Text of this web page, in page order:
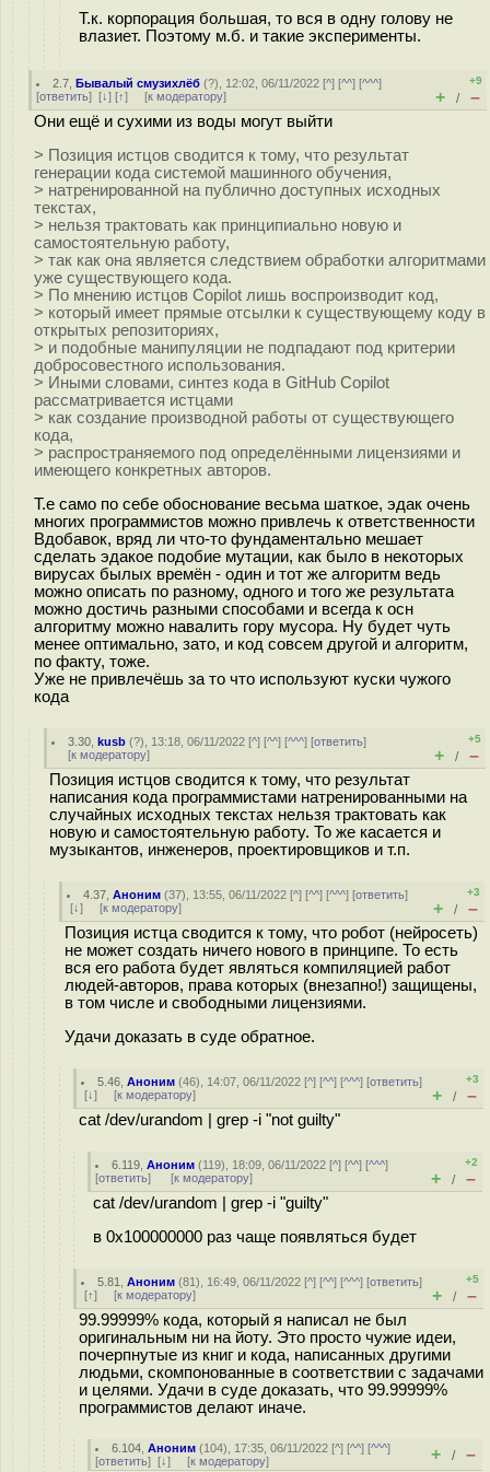
Т.к. корпорация большая, то вся в одну голову не
влазиет. Поэтому м.б. и такие эксперименты.
2.7 ,Бывалый смузихлёб (?), 12:02, 06/11/2022 [^] [^^] [^^^]
[ответить] [↓] [↑] [к модератору]
+9
+ / –
Они ещё и сухими из воды могут выйти
> Позиция истцов сводится к тому, что результат
генерации кода системой машинного обучения,
> натренированной на публично доступных исходных
текстах,
> нельзя трактовать как принципиально новую и
самостоятельную работу,
> так как она является следствием обработки алгоритмами
уже существующего кода.
> По мнению истцов Copilot лишь воспроизводит код,
> который имеет прямые отсылки к существующему коду в
открытых репозиториях,
> и подобные манипуляции не подпадают под критерии
добросовестного использования.
> Иными словами, синтез кода в GitHub Copilot
рассматривается истцами
> как создание производной работы от существующего
кода,
> распространяемого под определёнными лицензиями и
имеющего конкретных авторов.
Т.е само по себе обоснование весьма шаткое, эдак очень
многих программистов можно привлечь к ответственности
Вдобавок, вряд ли что-то фундаментально мешает
сделать эдакое подобие мутации, как было в некоторых
вирусах былых времён - один и тот же алгоритм ведь
можно описать по разному, одного и того же результата
можно достичь разными способами и всегда к осн
алгоритму можно навалить гору мусора. Ну будет чуть
менее оптимально, зато, и код совсем другой и алгоритм,
по факту, тоже.
Уже не привлечёшь за то что используют куски чужого
кода
3.30 ,kusb (?), 13:18, 06/11/2022 [^] [^^] [^^^] [ответить]
[к модератору]
+5
+ / –
Позиция истцов сводится к тому, что результат
написания кода программистами натренированными на
случайных исходных текстах нельзя трактовать как
новую и самостоятельную работу. То же касается и
музыкантов, инженеров, проектировщиков и т.п.
4.37 ,Аноним (37), 13:55, 06/11/2022 [^] [^^] [^^^] [ответить]
[↓] [к модератору]
+3
+ / –
Позиция истца сводится к тому, что робот (нейросеть)
не может создать ничего нового в принципе. То есть
вся его работа будет являться компиляцией работ
людей-авторов, права которых (внезапно!) защищены,
в том числе и свободными лицензиями.
Удачи доказать в суде обратное.
5.46 ,Аноним (46), 14:07, 06/11/2022 [^] [^^] [^^^] [ответить]
[↓] [к модератору]
+3
+ / –
cat /dev/urandom | grep -i "not guilty"
6.119 ,Аноним (119), 18:09, 06/11/2022 [^] [^^] [^^^]
[ответить] [к модератору]
+2
+ / –
cat /dev/urandom | grep -i "guilty"
в 0x100000000 раз чаще появляться будет
5.81 ,Аноним (81), 16:49, 06/11/2022 [^] [^^] [^^^] [ответить]
[↑] [к модератору]
+5
+ / –
99.99999% кода, который я написал не был
оригинальным ни на йоту. Это просто чужие идеи,
почерпнутые из книг и кода, написанных другими
людьми, скомпонованные в соответствии с задачами
и целями. Удачи в суде доказать, что 99.99999%
программистов делают иначе.
6.104 ,Аноним (104), 17:35, 06/11/2022 [^] [^^] [^^^]
[ответить] [↓] [к модератору] + / –